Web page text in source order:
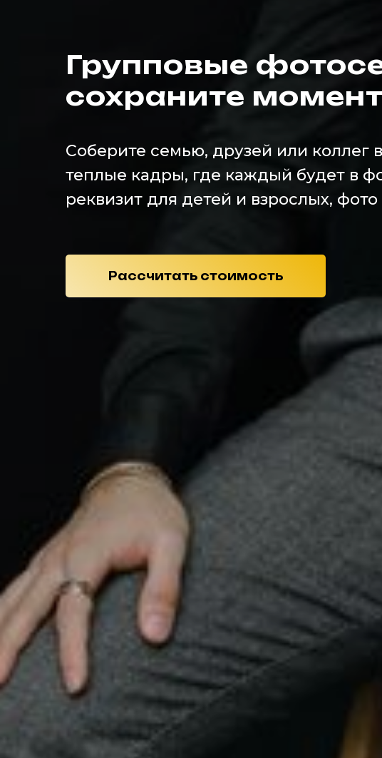
Групповые
сохраните
Соберите семью, друзей или коллег
теплые кадры, где каждый будет в
реквизит для детей и взрослых, фото
Рассчитать стоимость